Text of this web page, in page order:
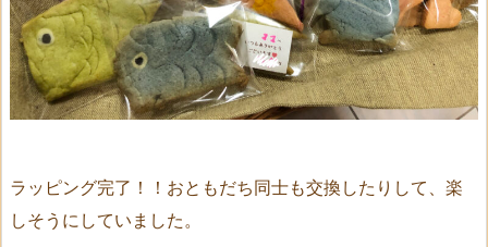
ラッピング完了！！おともだち同士も交換したりして、楽
しそうにしていました。